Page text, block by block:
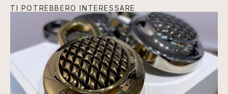
TI POTREBBERO INTERESSARE